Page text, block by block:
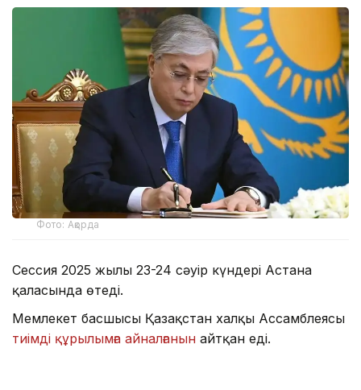
Фото: Ақорда
Cессия 2025 жылғы 23-24 сәуір күндері Астана
қаласында өтеді.
Мемлекет басшысы Қазақстан халқы Ассамблеясы
тиімді құрылымға айналғанын айтқан еді.